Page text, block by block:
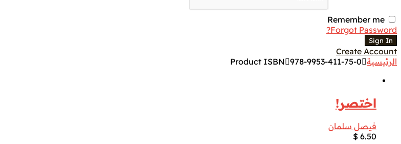
Remember me
Forgot Password?
Sign In
Create Account
الرئيسية
Product ISBN 978-9953-411-75-0
اختصر!
فيصل سلمان
$ 6.50